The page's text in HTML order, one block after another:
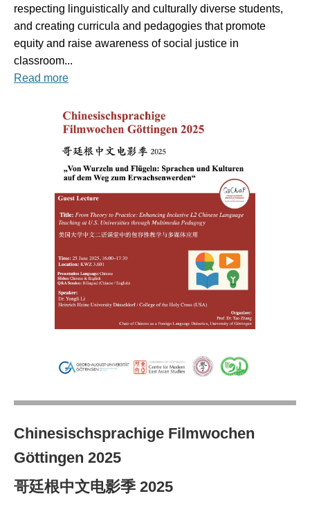
respecting linguistically and culturally diverse students,
and creating curricula and pedagogies that promote
equity and raise awareness of social justice in
classroom...
Read more
Chinesischsprachige Filmwochen
Göttingen 2025
哥廷根中文电影季 2025